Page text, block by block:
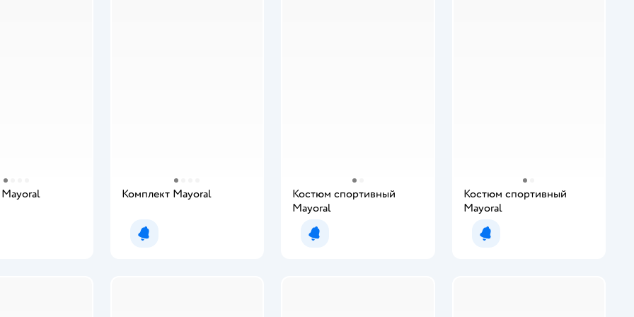
о появлении
Комплект Mayoral
Уведомить о появлении
Костюм спортивный
Mayoral
Уведомить о появлении
Костюм спортивный
Mayoral
Уведомить о появлении